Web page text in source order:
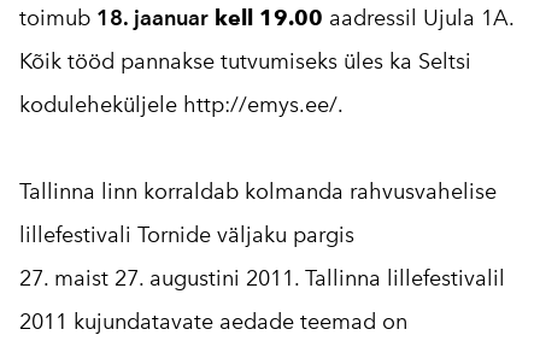
toimub 18. jaanuar kell 19.00 aadressil Ujula 1A.
Kõik tööd pannakse tutvumiseks üles ka Seltsi
koduleheküljele http://emys.ee/.
Tallinna linn korraldab kolmanda rahvusvahelise
lillefestivali Tornide väljaku pargis
27. maist 27. augustini 2011. Tallinna lillefestivalil
2011 kujundatavate aedade teemad on